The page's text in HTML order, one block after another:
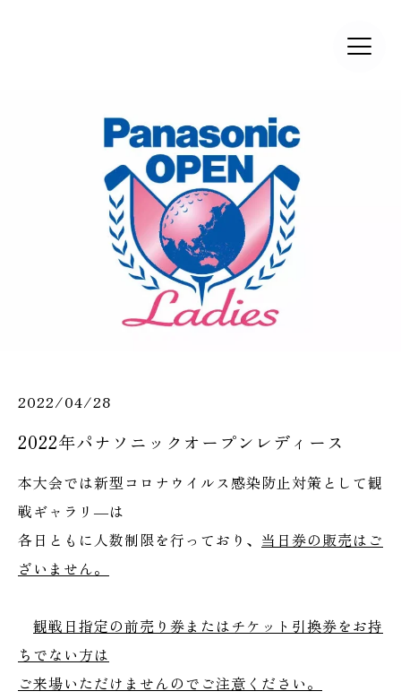
2022/04/28
2022年パナソニックオープンレディース
本大会では新型コロナウイルス感染防止対策として観
戦ギャラリ―は
各日ともに人数制限を行っており、 当日券の販売はご
ざいません。
観戦日指定の前売り券またはチケット引換券をお持
ちでない方は
ご来場いただけませんのでご注意ください。